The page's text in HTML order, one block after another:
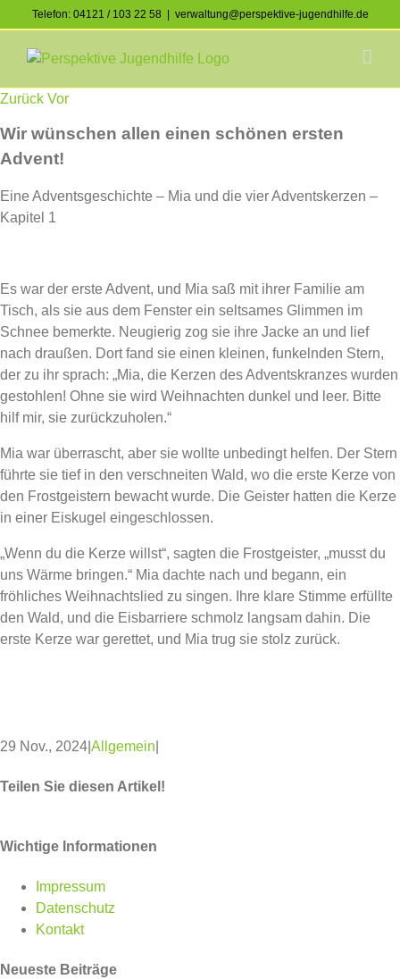
to
content
Telefon: 04121 / 103 22 58
verwaltung@perspektive-jugendhilfe.de
Facebook
Instagram
Zurück Vor
Wir wünschen allen einen schönen ersten
Advent!
Eine Adventsgeschichte – Mia und die vier Adventskerzen –
Kapitel 1
Es war der erste Advent, und Mia saß mit ihrer Familie am
Tisch, als sie aus dem Fenster ein seltsames Glimmen im
Schnee bemerkte. Neugierig zog sie ihre Jacke an und lief
nach draußen. Dort fand sie einen kleinen, funkelnden Stern,
der zu ihr sprach: „Mia, die Kerzen des Adventskranzes wurden
gestohlen! Ohne sie wird Weihnachten dunkel und leer. Bitte
hilf mir, sie zurückzuholen.“
Mia war überrascht, aber sie wollte unbedingt helfen. Der Stern
führte sie tief in den verschneiten Wald, wo die erste Kerze von
den Frostgeistern bewacht wurde. Die Geister hatten die Kerze
in einer Eiskugel eingeschlossen.
„Wenn du die Kerze willst“, sagten die Frostgeister, „musst du
uns Wärme bringen.“ Mia dachte nach und begann, ein
fröhliches Weihnachtslied zu singen. Ihre klare Stimme erfüllte
den Wald, und die Eisbarriere schmolz langsam dahin. Die
erste Kerze war gerettet, und Mia trug sie stolz zurück.
29 Nov., 2024 Allgemein
Teilen Sie diesen Artikel!
Wichtige Informationen
Impressum
Datenschutz
Kontakt
Neueste Beiträge